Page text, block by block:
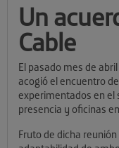
Un
Cable
El pasado mes de
acogió el encuentro
experimentados en el
presencia y oficinas
Fruto de dicha